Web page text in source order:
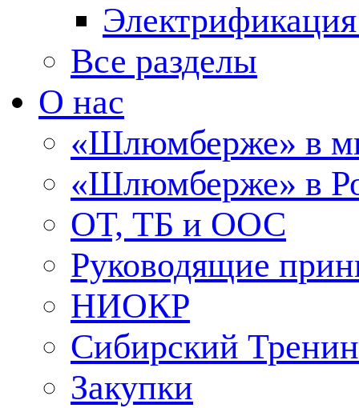
Все разделы
О нас
«Шлюмберже» в
«Шлюмберже» в
ОТ, ТБ и ООС
Руководящие
НИОКР
Сибирский
Закупки